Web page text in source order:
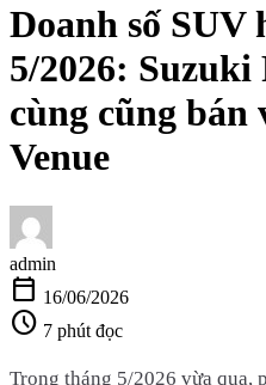
Doanh số SUV
5/2026:
cùng cũng
Venue
admin
calendar_today 16/06/2026
schedule 7 phút đọc
Trong tháng 5/2026 vừa qua,